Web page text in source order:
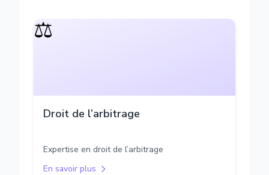
⚖️
Droit de l’arbitrage
Expertise en droit de l’arbitrage
En savoir plus